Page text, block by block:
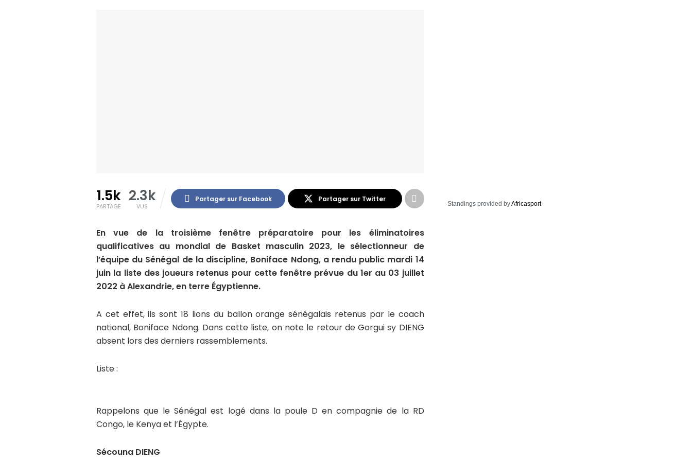
1.5k
PARTAGE
2.3k
VUS
Partager sur Facebook Partager sur Twitter
En vue de la troisième fenêtre préparatoire pour les éliminatoires
qualificatives au mondial de Basket masculin 2023, le sélectionneur de
l’équipe du Sénégal de la discipline, Boniface Ndong, a rendu public mardi 14
juin la liste des joueurs retenus pour cette fenêtre prévue du 1er au 03 juillet
2022 à Alexandrie, en terre Égyptienne.
A cet effet, ils sont 18 lions du ballon orange sénégalais retenus par le coach
national, Boniface Ndong. Dans cette liste, on note le retour de Gorgui sy DIENG
absent lors des derniers rassemblements.
Liste :
Rappelons que le Sénégal est logé dans la poule D en compagnie de la RD
Congo, le Kenya et l’Égypte.
Sécouna DIENG
Standings provided byAfricasport